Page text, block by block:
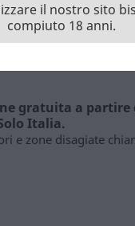
gratuita a partire
Italia.
e zone disagiate
il nostro sito
compiuto 18 anni.